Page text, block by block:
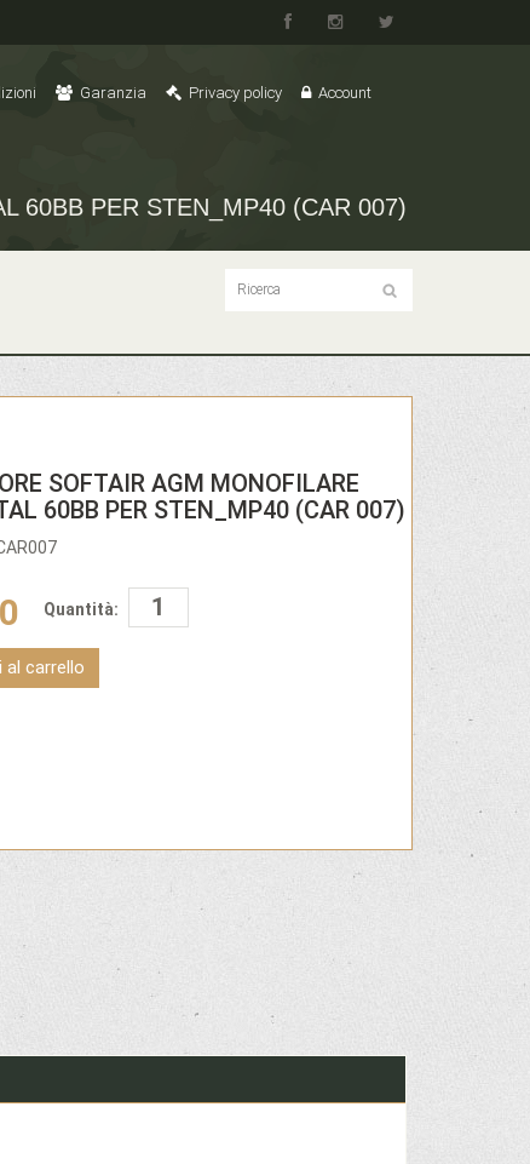
Garanzia Privacy policy
Account
60BB PER STEN_MP40 (CAR 007)
SOFTAIR AGM MONOFILARE
60BB PER STEN_MP40 (CAR 007)
Quantità:
al carrello